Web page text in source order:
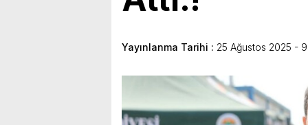
bulunduk. Ortak akıl ve
Yayınlanma Tarihi : 25 Ağustos 2025 -